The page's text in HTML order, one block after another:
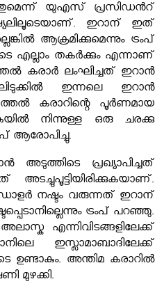
യുഎസ് പ്രസിഡന്‍റ്
ഇറാന് ഇത്
ആക്രമിക്കുമെന്നും ട്രംപ്
എല്ലാം തകർക്കും എന്നാണ്
കരാർ ലംഘിച്ചത് ഇറാൻ
ഇന്നലെ ഇറാൻ
കരാറിന്റെ പൂർണമായ
നിന്നുള്ള ഒരു ചരക്കു
ആരോപിച്ചു.
പ്രഖ്യാപിച്ചത്
നഷ്ടം വരുന്നത് ഇറാന്
ട്രംപ് പറഞ്ഞു.
എന്നിവിടങ്ങളിലേക്ക്
ഇസ്ലാമാബാദിലേക്ക്
അന്തിമ കരാറിൽ
മുഴക്കി.